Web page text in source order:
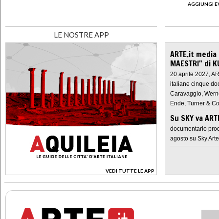
AGGIUNGI
LE NOSTRE APP
VEDI TUTTE LE APP
>
ARTE.it
MAESTRI" di
20 aprile 2027,
italiane cinque
Caravaggio,
Ende, Turner &
Su SKY va
documentario
agosto su Sky Arte